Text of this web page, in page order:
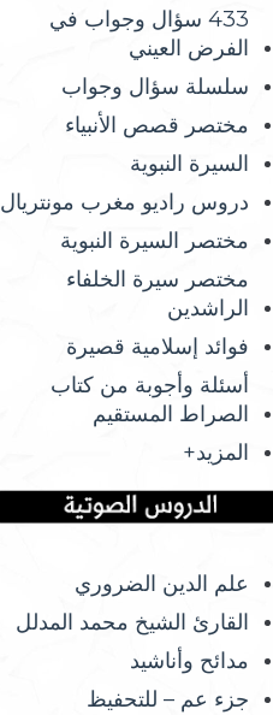
433 سؤال وجواب في
الفرض العيني
سلسلة سؤال وجواب
مختصر قصص الأنبياء
السيرة النبوية
دروس راديو مغرب مونتريال
مختصر السيرة النبوية
مختصر سيرة الخلفاء
الراشدين
فوائد إسلامية قصيرة
أسئلة وأجوبة من كتاب
الصراط المستقيم
المزيد+
علم الدين الضروري
القارئ الشيخ محمد المدلل
مدائح وأناشيد
جزء عم – للتحفيظ